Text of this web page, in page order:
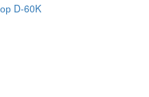
D-60K